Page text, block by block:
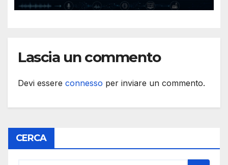
Lascia un commento
Devi essere connesso per inviare un commento.
CERCA